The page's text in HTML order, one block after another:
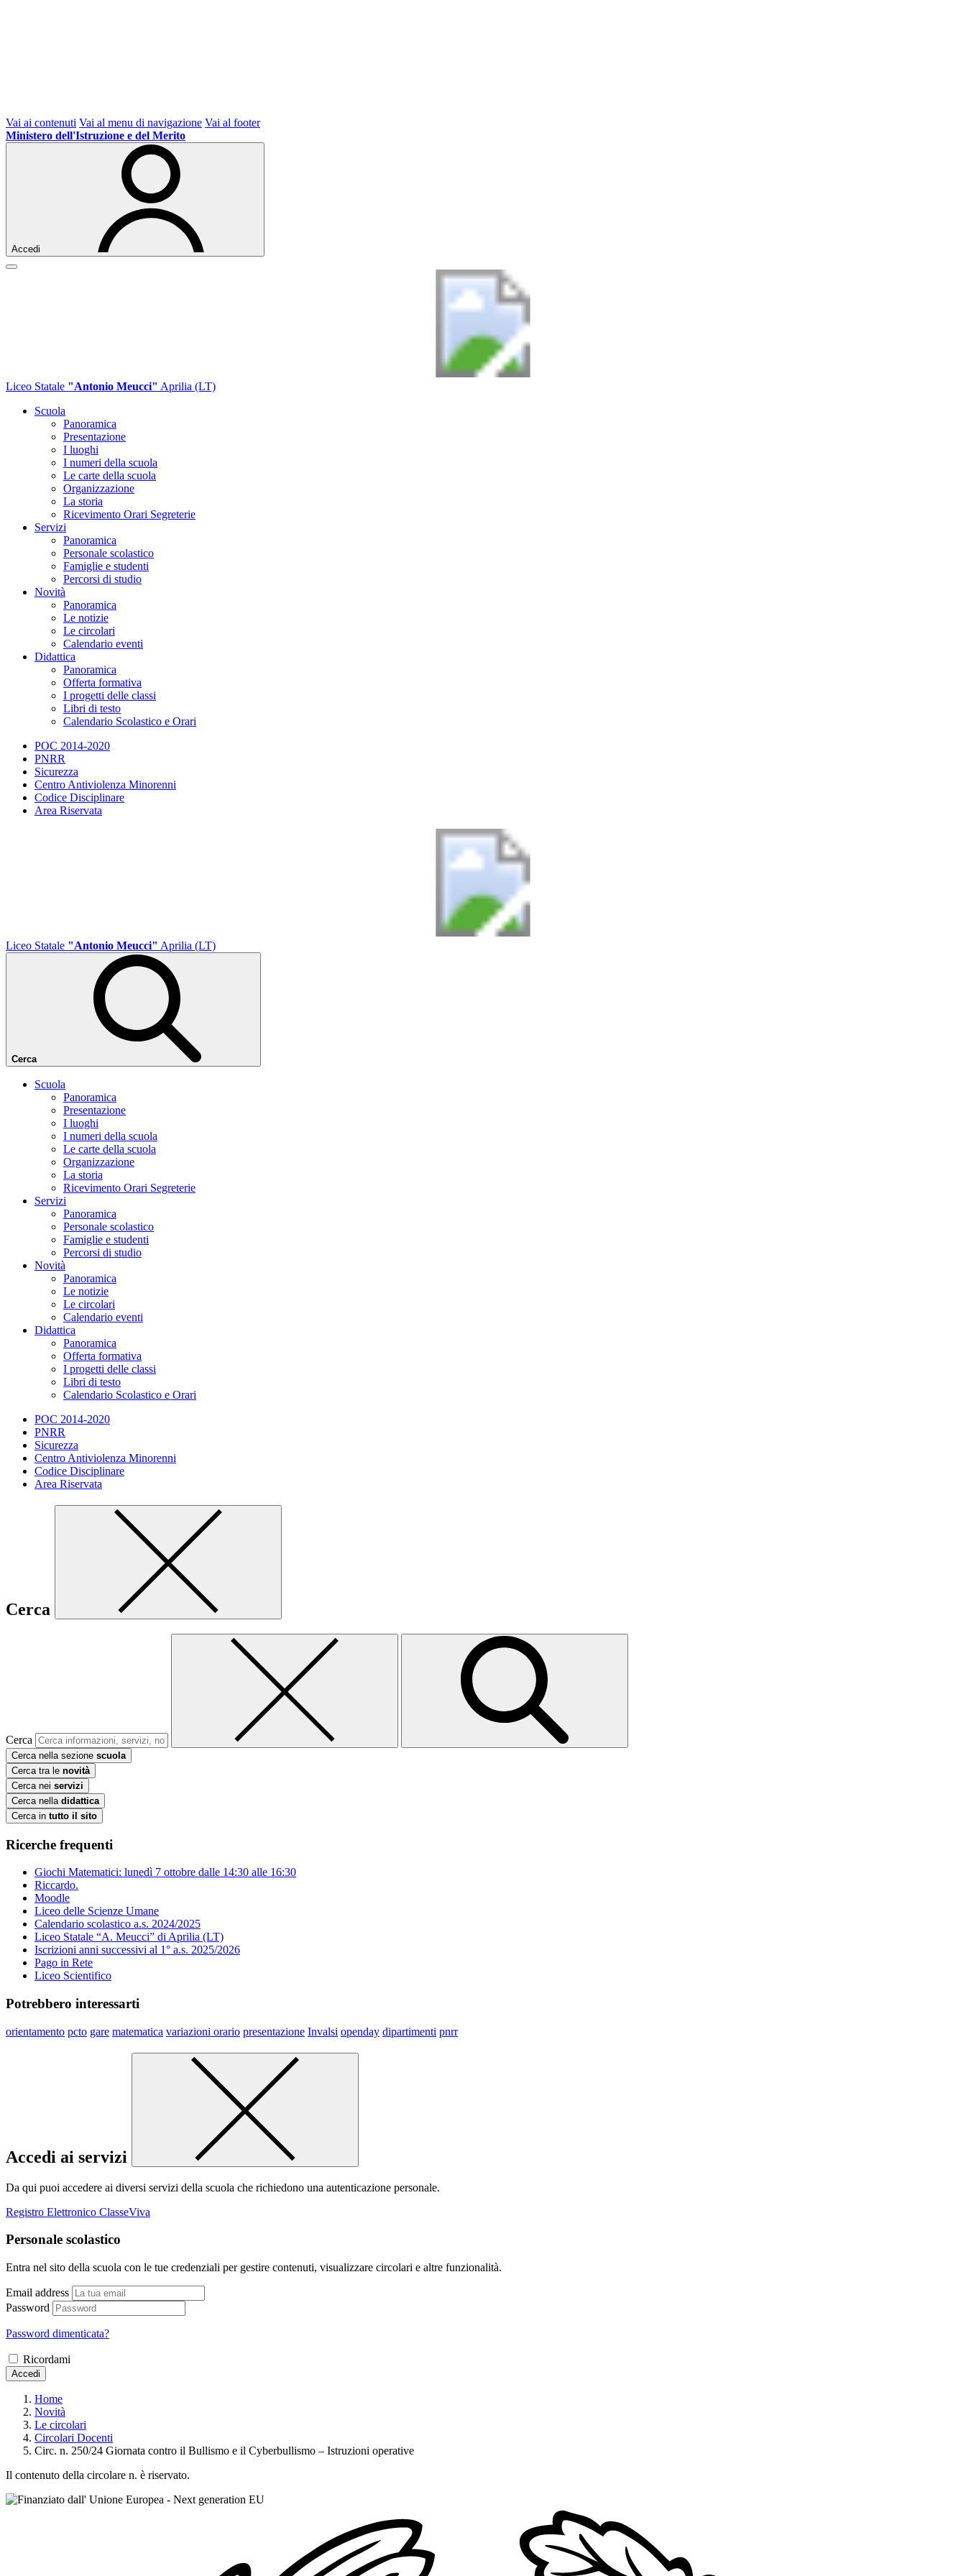
Vai ai contenuti Vai al menu di navigazione Vai al footer
Ministero dell'Istruzione e del Merito
Accedi
Liceo Statale "Antonio Meucci" Aprilia (LT)
Scuola
Panoramica
Presentazione
I luoghi
I numeri della scuola
Le carte della scuola
Organizzazione
La storia
Ricevimento Orari Segreterie
Servizi
Panoramica
Personale scolastico
Famiglie e studenti
Percorsi di studio
Novità
Panoramica
Le notizie
Le circolari
Calendario eventi
Didattica
Panoramica
Offerta formativa
I progetti delle classi
Libri di testo
Calendario Scolastico e Orari
POC 2014-2020
PNRR
Sicurezza
Centro Antiviolenza Minorenni
Codice Disciplinare
Area Riservata
Liceo Statale "Antonio Meucci" Aprilia (LT)
Cerca
Scuola
Panoramica
Presentazione
I luoghi
I numeri della scuola
Le carte della scuola
Organizzazione
La storia
Ricevimento Orari Segreterie
Servizi
Panoramica
Personale scolastico
Famiglie e studenti
Percorsi di studio
Novità
Panoramica
Le notizie
Le circolari
Calendario eventi
Didattica
Panoramica
Offerta formativa
I progetti delle classi
Libri di testo
Calendario Scolastico e Orari
POC 2014-2020
PNRR
Sicurezza
Centro Antiviolenza Minorenni
Codice Disciplinare
Area Riservata
Cerca
Cerca
Cerca nella sezione scuola
Cerca tra le novità
Cerca nei servizi
Cerca nella didattica
Cerca in tutto il sito
Ricerche frequenti
Giochi Matematici: lunedì 7 ottobre dalle 14:30 alle 16:30
Riccardo.
Moodle
Liceo delle Scienze Umane
Calendario scolastico a.s. 2024/2025
Liceo Statale “A. Meucci” di Aprilia (LT)
Iscrizioni anni successivi al 1° a.s. 2025/2026
Pago in Rete
Liceo Scientifico
Potrebbero interessarti
orientamento pcto gare matematica variazioni orario presentazione Invalsi openday dipartimenti pnrr
Accedi ai servizi
Da qui puoi accedere ai diversi servizi della scuola che richiedono una autenticazione personale.
Registro Elettronico ClasseViva
Personale scolastico
Entra nel sito della scuola con le tue credenziali per gestire contenuti, visualizzare circolari e altre funzionalità.
Email address
Password
Password dimenticata?
Ricordami
Accedi
Home
Novità
Le circolari
Circolari Docenti
Circ. n. 250/24 Giornata contro il Bullismo e il Cyberbullismo – Istruzioni operative
Il contenuto della circolare n. è riservato.